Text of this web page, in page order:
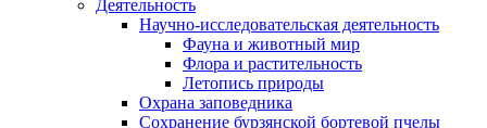
Деятельность
Научно-исследовательская деятельность
Фауна и животный мир
Флора и растительность
Летопись природы
Охрана заповедника
Сохранение бурзянской бортевой пчелы